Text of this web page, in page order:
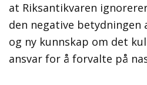
at Riksantikvaren
den negative betydningen
og ny kunnskap om det
ansvar for å forvalte på